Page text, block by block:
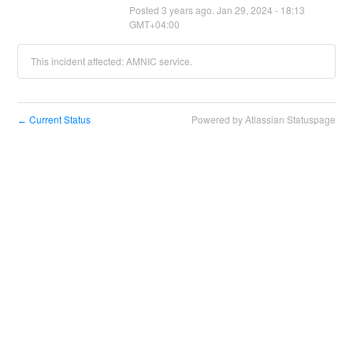
Posted 3 years ago. Jan 29 2024 - 18:13
GMT+04:00
This incident affected: AMNIC service.
← Current Status Powered by Atlassian Statuspage